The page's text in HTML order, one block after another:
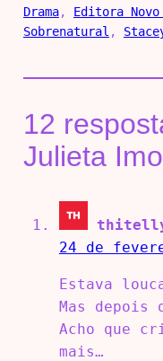
Drama, Editora
Sobrenatural ,
12
Julieta
24 de
Estava
Mas
Acho que
mais…